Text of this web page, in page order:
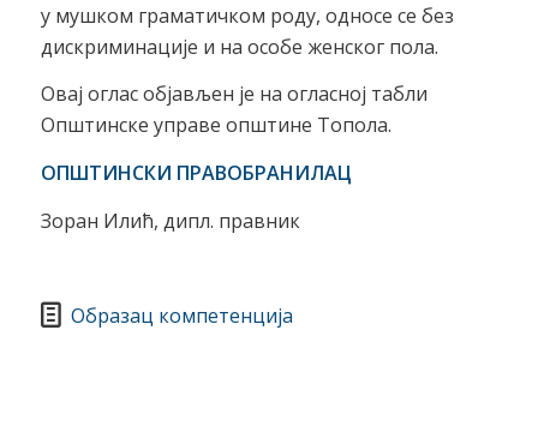
у мушком граматичком роду, односе се без
дискриминације и на особе женског пола.
Овај оглас објављен је на огласној табли
Општинске управе општине Топола.
ОПШТИНСКИ ПРАВОБРАНИЛАЦ
Зоран Илић, дипл. правник
Образац компетенција